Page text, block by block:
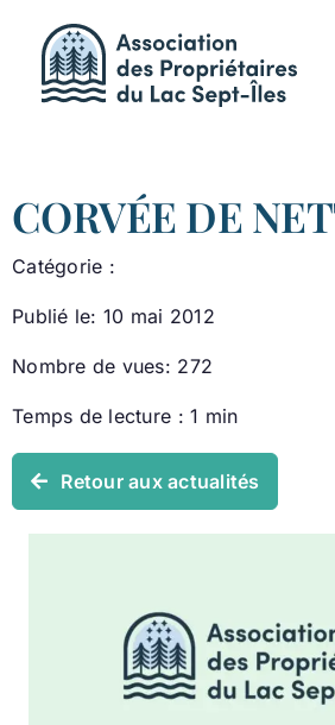
contenu
CORVÉE DE
Catégorie :
Publié le: 10 mai 2012
Nombre de vues: 272
Temps de lecture : 1 min
Retour aux actualités